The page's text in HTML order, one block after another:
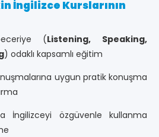
İngilizce Kurslarının
(Listening, Speaking,
) odaklı kapsamlı eğitim
uygun pratik konuşma
İngilizceyi özgüvenle kullanma